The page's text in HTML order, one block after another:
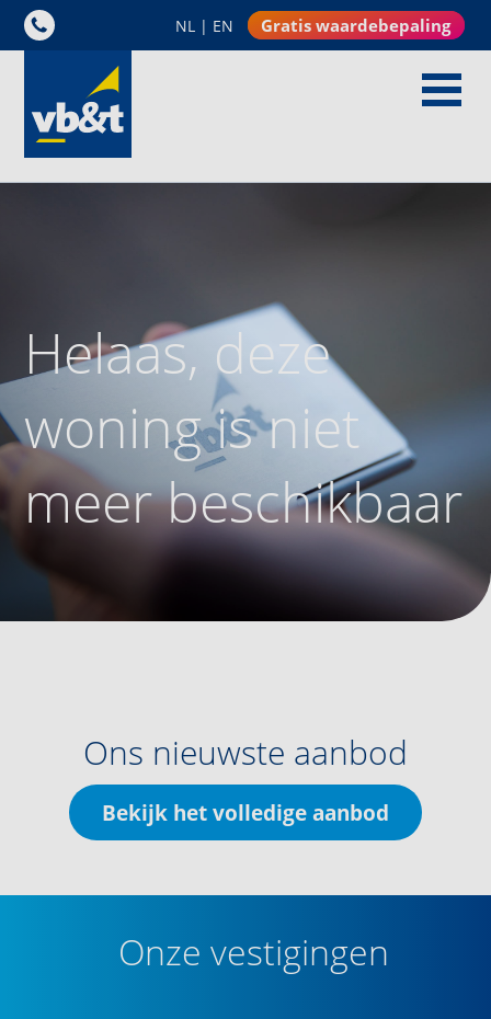
NL | EN Gratis waardebepaling
Helaas, deze
woning is niet
meer beschikbaar
Ons nieuwste aanbod
Bekijk het volledige aanbod
Onze vestigingen